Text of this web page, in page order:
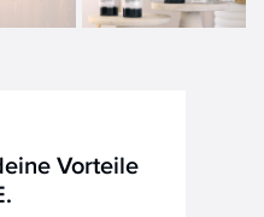
Vorteile